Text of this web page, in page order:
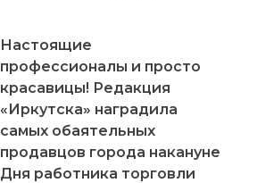
Настоящие
профессионалы и просто
красавицы! Редакция
«Иркутска» наградила
самых обаятельных
продавцов города накануне
Дня работника торговли